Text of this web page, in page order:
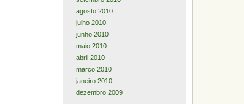
agosto 2010
julho 2010
junho 2010
maio 2010
abril 2010
março 2010
janeiro 2010
dezembro 2009